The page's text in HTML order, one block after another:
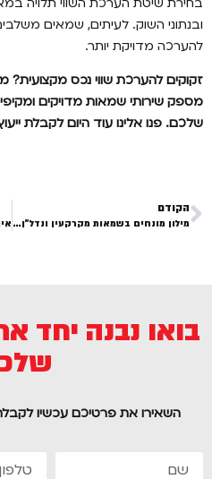
ובנתוני השוק. לעיתים, שמאים
להערכה מדויקת יותר.
זקוקים להערכת שווי נכס
מספק שירותי שמאות מדויקים
שלכם. פנו אלינו עוד היום לקבלת
הקודם
מילון מונחים בשמאות מקרקעין ונדל”ן – המדריך המלא
בואו נבנה יחד
השאירו את פרטיכם עכשיו